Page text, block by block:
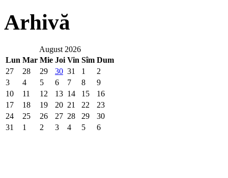
Arhivă
August 2026
Lun Mar Mie Joi Vin Sîm Dum
27
28 29 30 31 1
2
3
4 5 6 7 8
9
10
11 12 13 14 15
16
17
18 19 20 21 22
23
24
25 26 27 28 29
30
31
1 2 3 4 5 6